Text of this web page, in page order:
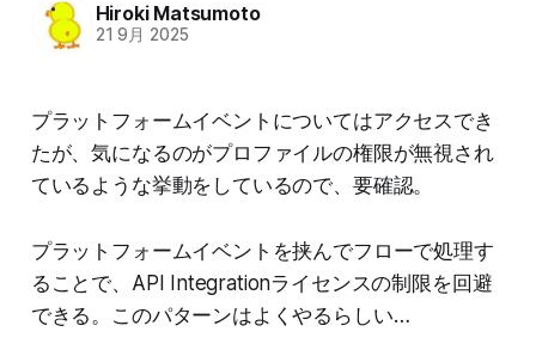
Hiroki Matsumoto
21 9月 2025
プラットフォームイベントについてはアクセスでき
たが、気になるのがプロファイルの権限が無視され
ているような挙動をしているので、要確認。
プラットフォームイベントを挟んでフローで処理す
ることで、API Integrationライセンスの制限を回避
できる。このパターンはよくやるらしい…